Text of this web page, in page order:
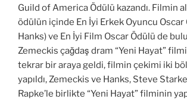
Guild of America Ödülü kazandı. Filmin
ödülün içinde En İyi Erkek Oyuncu Oscar
Hanks) ve En İyi Film Oscar Ödülü de
Zemeckis çağdaş dram “Yeni Hayat”
tekrar bir araya geldi, filmin çekimi iki
yapıldı, Zemeckis ve Hanks, Steve
Rapke’le birlikte “Yeni Hayat” filminin